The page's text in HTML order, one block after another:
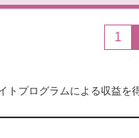
1
トプログラムによる収益を